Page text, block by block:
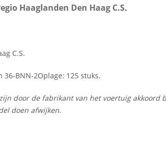
Haaglanden Den Haag C.S.
C.S.
BNN-2Oplage: 125 stuks.
door de fabrikant van het voertuig
doen afwijken.